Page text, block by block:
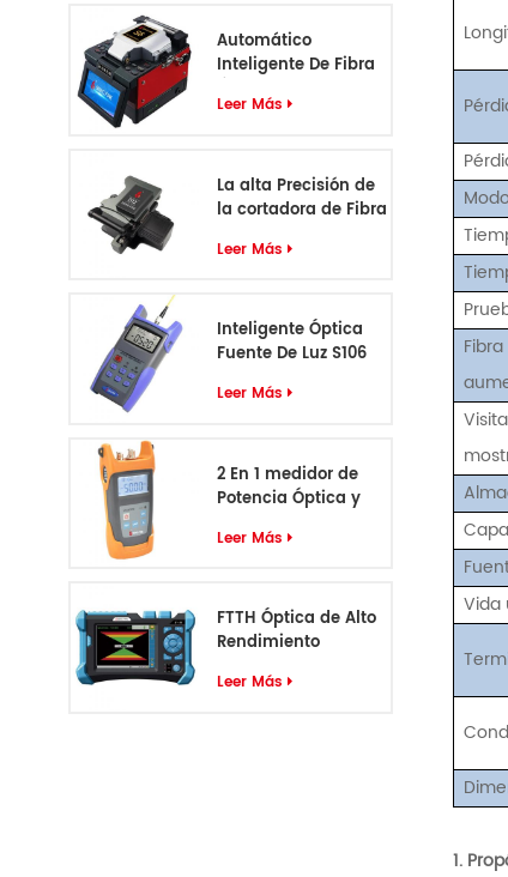
Automático
Inteligente De Fibra
Empalmadora S6
Leer Más
La alta Precisión de
la cortadora de Fibra
Leer Más
Inteligente Óptica
Fuente De Luz S106
Leer Más
2 En 1 medidor de
Potencia Óptica y
Leer Más
FTTH Óptica de Alto
Rendimiento
Cable S-55
Leer Más
Fibra
Visita
Vida
1.